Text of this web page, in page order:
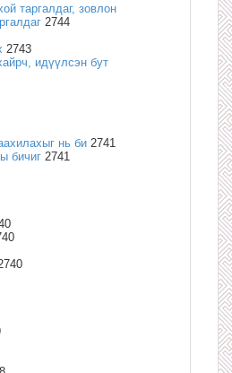
таргалдаг, зовлон
2744
2743
идүүлсэн бут
нь би 2741
бичиг 2741